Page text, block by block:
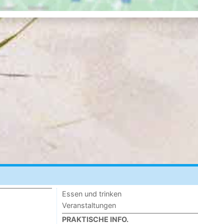
Essen und trinken
Veranstaltungen
PRAKTISCHE INFO.